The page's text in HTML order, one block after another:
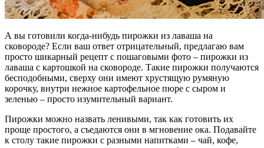
А вы готовили когда-нибудь пирожки из лаваша на
сковороде? Если ваш ответ отрицательный, предлагаю вам
просто шикарный рецепт с пошаговыми фото – пирожки из
лаваша с картошкой на сковороде. Такие пирожки получаются
бесподобными, сверху они имеют хрустящую румяную
корочку, внутри нежное картофельное пюре с сыром и
зеленью – просто изумительный вариант.
Пирожки можно назвать ленивыми, так как готовить их
проще простого, а съедаются они в мгновение ока. Подавайте
к столу такие пирожки с разными напитками – чай, кофе,